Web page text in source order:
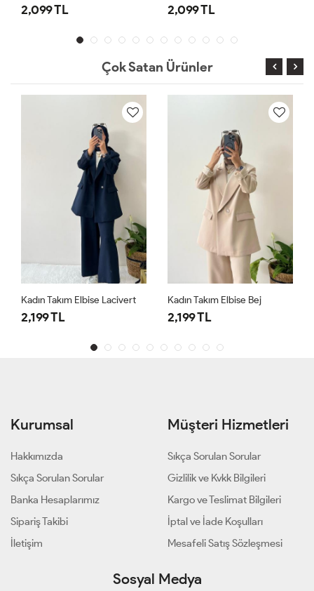
2,099 TL 2,099 TL
Çok Satan Ürünler
Kadın Takım Elbise Lacivert
2,199 TL
Kadın Takım Elbise Bej
2,199 TL
Kurumsal
Hakkımızda
Sıkça Sorulan Sorular
Banka Hesaplarımız
Sipariş Takibi
İletişim
Müşteri Hizmetleri
Sıkça Sorulan Sorular
Gizlilik ve Kvkk Bilgileri
Kargo ve Teslimat Bilgileri
İptal ve İade Koşulları
Mesafeli Satış Sözleşmesi
Sosyal Medya